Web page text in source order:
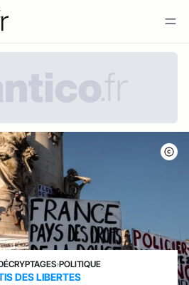
›POLITIQUE
DES LIBERTES